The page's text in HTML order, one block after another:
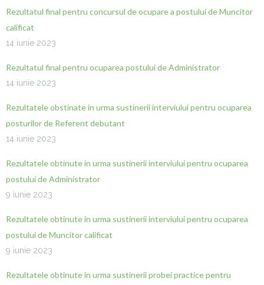
Rezultatul final pentru concursul de ocupare a postului de Muncitor
calificat
14 iunie 2023
Rezultatul final pentru ocuparea postului de Administrator
14 iunie 2023
Rezultatele obstinate in urma sustinerii interviului pentru ocuparea
posturilor de Referent debutant
14 iunie 2023
Rezultatele obtinute in urma sustinerii interviului pentru ocuparea
postului de Administrator
9 iunie 2023
Rezultatele obtinute in urma sustinerii interviului pentru ocuparea
postului de Muncitor calificat
9 iunie 2023
Rezultatele obtinute in urma sustinerii probei practice pentru